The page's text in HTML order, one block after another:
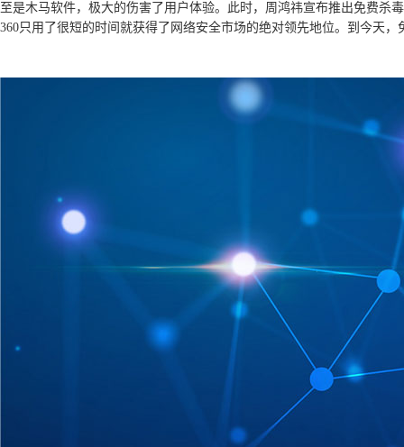
至是木马软件，极大的伤害了用户体验。此时，周鸿祎宣布推出免费杀
360只用了很短的时间就获得了网络安全市场的绝对领先地位。到今天